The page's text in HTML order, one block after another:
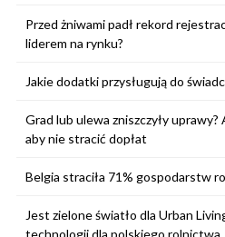
Przed żniwami padł rekord
liderem na rynku?
Jakie dodatki przysługują do
Grad lub ulewa zniszczyły uprawy?
aby nie stracić dopłat
Belgia straciła 71% gospodarstw
Jest zielone światło dla Urban
technologii dla polskiego rolnictwa